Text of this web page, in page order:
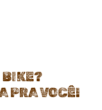
BIKE?
PRA VOCÊ!